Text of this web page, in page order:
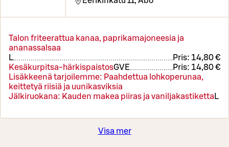
Talon friteerattua kanaa, paprikamajoneesia ja
ananassalsaa
L
Pris: 14,80 €
Kesäkurpitsa-härkispaistosGVE Pris: 14,80 €
Lisäkkeenä tarjoilemme: Paahdettua lohkoperunaa,
keittetyä riisiä ja uunikasviksia
Jälkiruokana: Kauden makea piiras ja vaniljakastiketta L
Visa mer